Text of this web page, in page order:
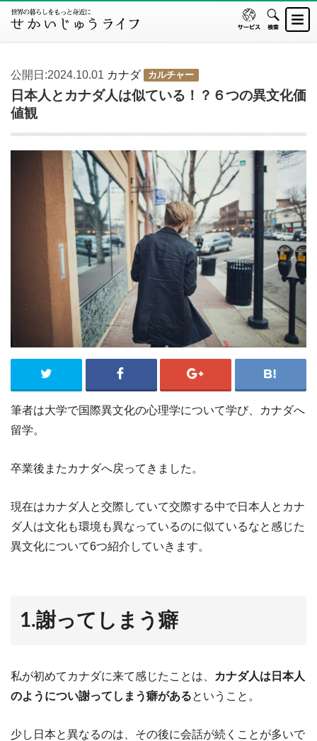
公開日:2024.10.01 カナダ カルチャー
日本人とカナダ人は似ている！？６つの異文化価
値観
筆者は大学で国際異文化の心理学について学び、カナダへ
留学。
卒業後またカナダへ戻ってきました。
現在はカナダ人と交際していて交際する中で日本人とカナ
ダ人は文化も環境も異なっているのに似ているなと感じた
異文化について6つ紹介していきます。
1.謝ってしまう癖
私が初めてカナダに来て感じたことは、
カナダ人は日本人
のようについ謝ってしまう癖があるということ。
少し日本と異なるのは、その後に会話が続くことが多いで